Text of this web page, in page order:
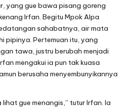
yang gue bawa pisang goreng
Irfan. Begitu Mpok Alpa
sahabatnya, air mata
pipinya. Pertemuan itu, yang
tawa, justru berubah menjadi
mengakui ia pun tak kuasa
berusaha menyembunyikannya
lihat gue menangis,” tutur Irfan. Ia